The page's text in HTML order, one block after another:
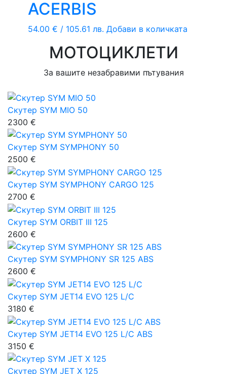
ACERBIS
54.00 € / 105.61 лв. Добави в количката
МОТОЦИКЛЕТИ
За вашите незабравими пътувания
Скутер SYM MIO 50
2300 €
Скутер SYM SYMPHONY 50
2500 €
Скутер SYM SYMPHONY CARGO 125
2700 €
Скутер SYM ORBIT III 125
2600 €
Скутер SYM SYMPHONY SR 125 ABS
2600 €
Скутер SYM JET14 EVO 125 L/C
3180 €
Скутер SYM JET14 EVO 125 L/C ABS
3150 €
Скутер SYM JET X 125